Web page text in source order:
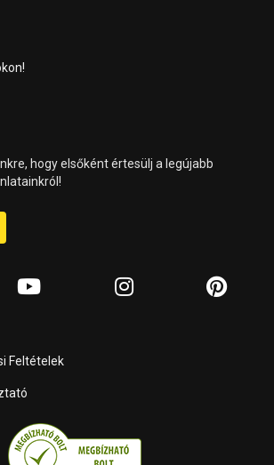
hogy elsőként értesülj a legújabb
Feltételek